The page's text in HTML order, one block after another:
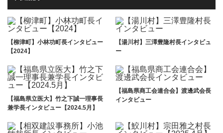
【柳津町】小林功町長インタビュー
【2024】
【湯川村】三澤豊隆村長インタビュ
ー
【福島県立医大】竹之下誠一理事長
兼学長インタビュー【2024.5月】
【福島県商工会連合会】渡邊武会長
インタビュー